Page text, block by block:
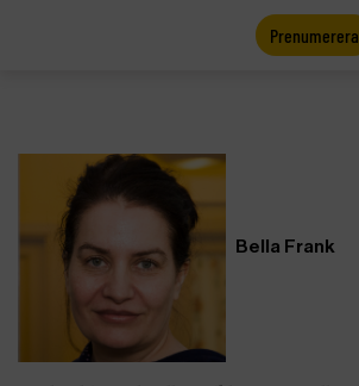
Prenumerera
Bella Frank